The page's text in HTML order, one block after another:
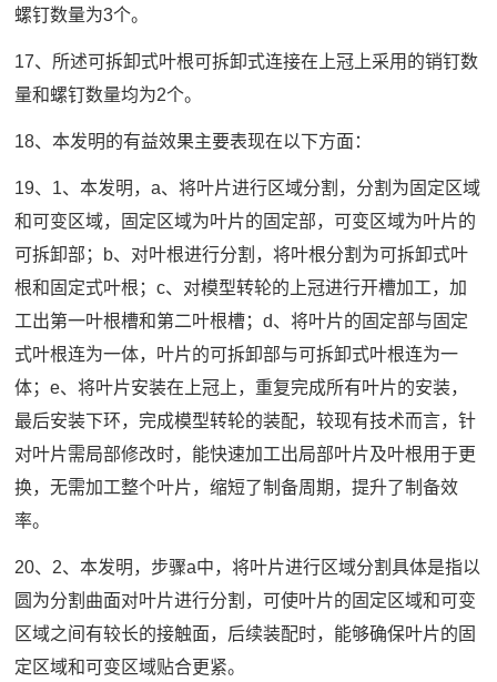
螺钉数量为3个。
17、所述可拆卸式叶根可拆卸式连接在上冠上采用的销钉数
量和螺钉数量均为2个。
18、本发明的有益效果主要表现在以下方面：
19、1、本发明，a、将叶片进行区域分割，分割为固定区域
和可变区域，固定区域为叶片的固定部，可变区域为叶片的
可拆卸部；b、对叶根进行分割，将叶根分割为可拆卸式叶
根和固定式叶根；c、对模型转轮的上冠进行开槽加工，加
工出第一叶根槽和第二叶根槽；d、将叶片的固定部与固定
式叶根连为一体，叶片的可拆卸部与可拆卸式叶根连为一
体；e、将叶片安装在上冠上，重复完成所有叶片的安装，
最后安装下环，完成模型转轮的装配，较现有技术而言，针
对叶片需局部修改时，能快速加工出局部叶片及叶根用于更
换，无需加工整个叶片，缩短了制备周期，提升了制备效
率。
20、2、本发明，步骤a中，将叶片进行区域分割具体是指以
圆为分割曲面对叶片进行分割，可使叶片的固定区域和可变
区域之间有较长的接触面，后续装配时，能够确保叶片的固
定区域和可变区域贴合更紧。